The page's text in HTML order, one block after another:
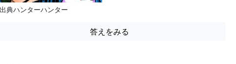
典ハンターハンター
答えをみる